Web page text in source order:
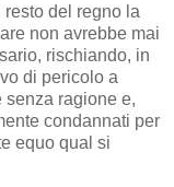
del regno la
non avrebbe mai
rischiando, in
di pericolo a
senza ragione e,
condannati per
equo qual si